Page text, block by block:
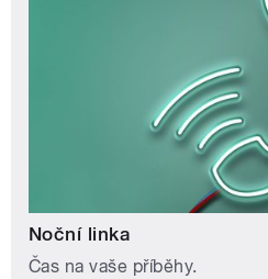
Noční linka
Čas na vaše příběhy.